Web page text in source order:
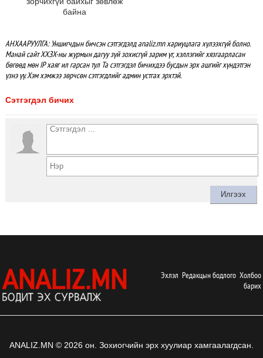
байна
АНХААРУУЛГА: Уншигчдын бичсэн сэтгэгдэлд analiz.mn хариуцлага хүлээхгүй болно.
Манай сайт ХХЗХ-ны журмын дагуу зүй зохисгүй зарим үг, хэллэгийг хязгаарласан
бөгөөд мөн IP хаяг ил гарсан тул Та сэтгэгдэл бичихдээ бусдын эрх ашгийг хүндэтгэн
үзнэ үү. Хэм хэмжээ зөрчсөн сэтгэгдлийг админ устгах эрхтэй.
Сэтгэгдэл бичих
Эхлэл Редакцын бодлого Холбоо
барих
ANALIZ.MN © 2026 он. Зохиогчийн эрх хуулиар хамгаалагдсан.